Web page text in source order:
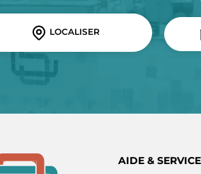
LOCALISER
AIDE & SERVICE